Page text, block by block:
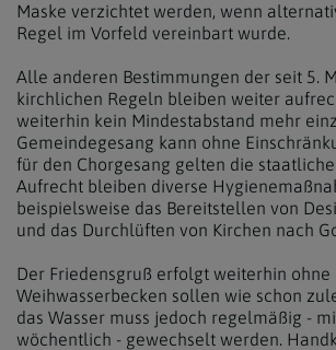
Maske verzichtet werden, wenn
Regel im Vorfeld vereinbart wurde.
Alle anderen Bestimmungen der seit 5.
kirchlichen Regeln bleiben weiter
weiterhin kein Mindestabstand mehr
Gemeindegesang kann ohne
für den Chorgesang gelten die
Aufrecht bleiben diverse
beispielsweise das Bereitstellen von
und das Durchlüften von Kirchen nach
Der Friedensgruß erfolgt weiterhin ohne
Weihwasserbecken sollen wie schon
das Wasser muss jedoch regelmäßig -
wöchentlich - gewechselt werden.